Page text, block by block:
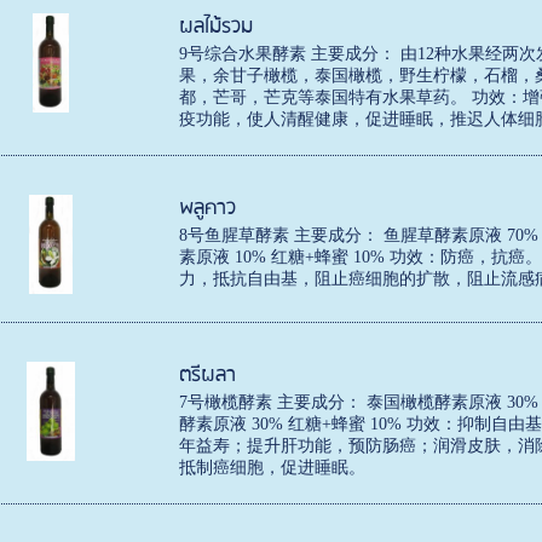
ผลไม้รวม
9号综合水果酵素 主要成分： 由12种水果经两
果，余甘子橄榄，泰国橄榄，野生柠檬，石榴
都，芒哥，芒克等泰国特有水果草药。 功效：
疫功能，使人清醒健康，促进睡眠，推迟人体细
พลูคาว
8号鱼腥草酵素 主要成分： 鱼腥草酵素原液
素原液 10% 红糖+蜂蜜 10% 功效：防癌，抗癌
力，抵抗自由基，阻止癌细胞的扩散，阻止流感
ตรีผลา
7号橄榄酵素 主要成分： 泰国橄榄酵素原液
酵素原液 30% 红糖+蜂蜜 10% 功效：抑制自由
年益寿；提升肝功能，预防肠癌；润滑皮肤，
抵制癌细胞，促进睡眠。